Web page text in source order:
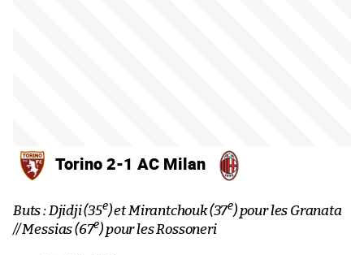
Torino 2-1 AC Milan
Buts : Djidji (35e) et Mirantchouk (37e) pour les Granata
// Messias (67e) pour les Rossoneri